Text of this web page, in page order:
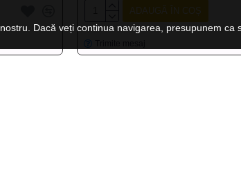
Dacă veți continua navigarea, presupunem ca